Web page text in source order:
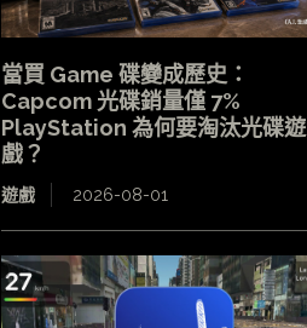
當買 Game 碟變成歷史：
Capcom 光碟銷量僅 7%
PlayStation 為何要淘汰光碟遊
戲？
遊戲 2026-08-01